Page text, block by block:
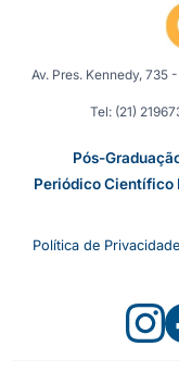
Av. Pres. Kennedy, 735
Tel: (21)
Pós-
Periódico Científico
Política de Privacidade